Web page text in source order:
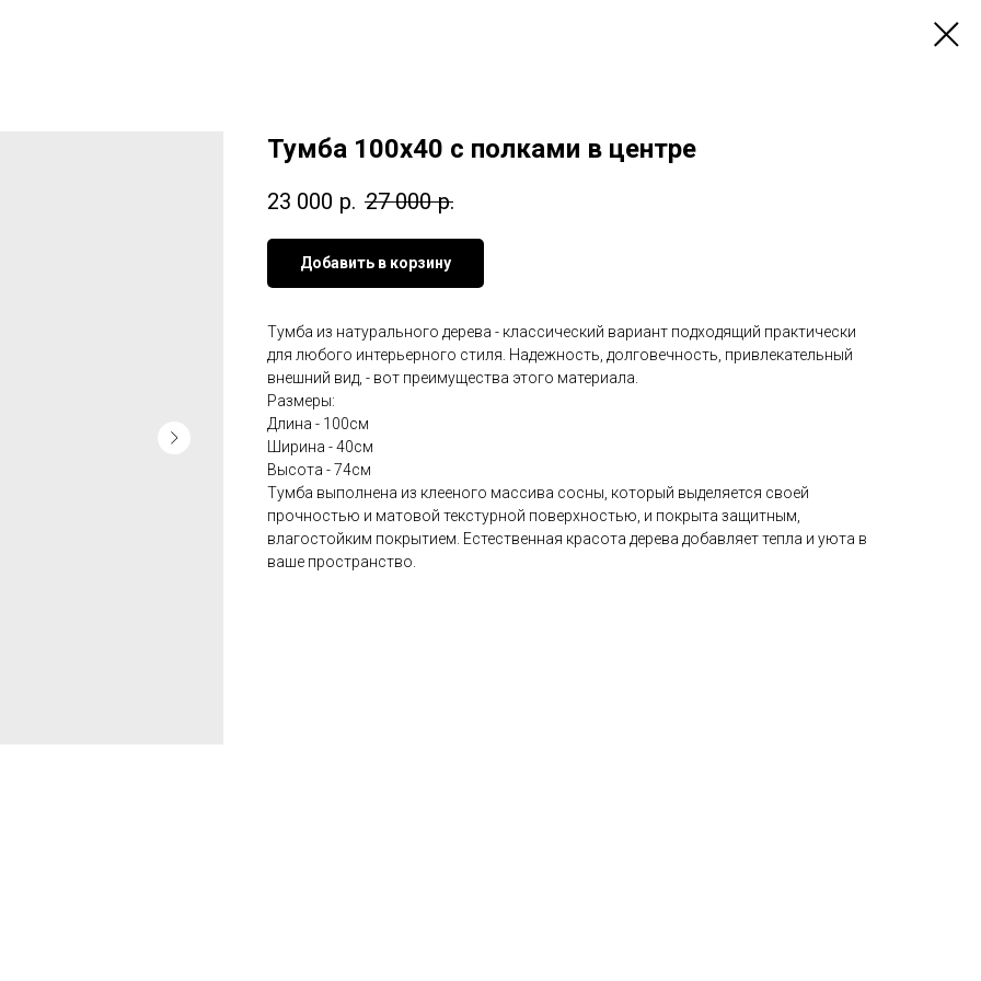
Тумба 100х40 с полками в центре
23 000 р. 27 000 р.
Добавить в корзину
Тумба из натурального дерева - классический вариант подходящий практически
для любого интерьерного стиля. Надежность, долговечность, привлекательный
внешний вид, - вот преимущества этого материала.
Размеры:
Длина - 100см
Ширина - 40см
Высота - 74см
Тумба выполнена из клееного массива сосны, который выделяется своей
прочностью и матовой текстурной поверхностью, и покрыта защитным,
влагостойким покрытием. Естественная красота дерева добавляет тепла и уюта в
ваше пространство.